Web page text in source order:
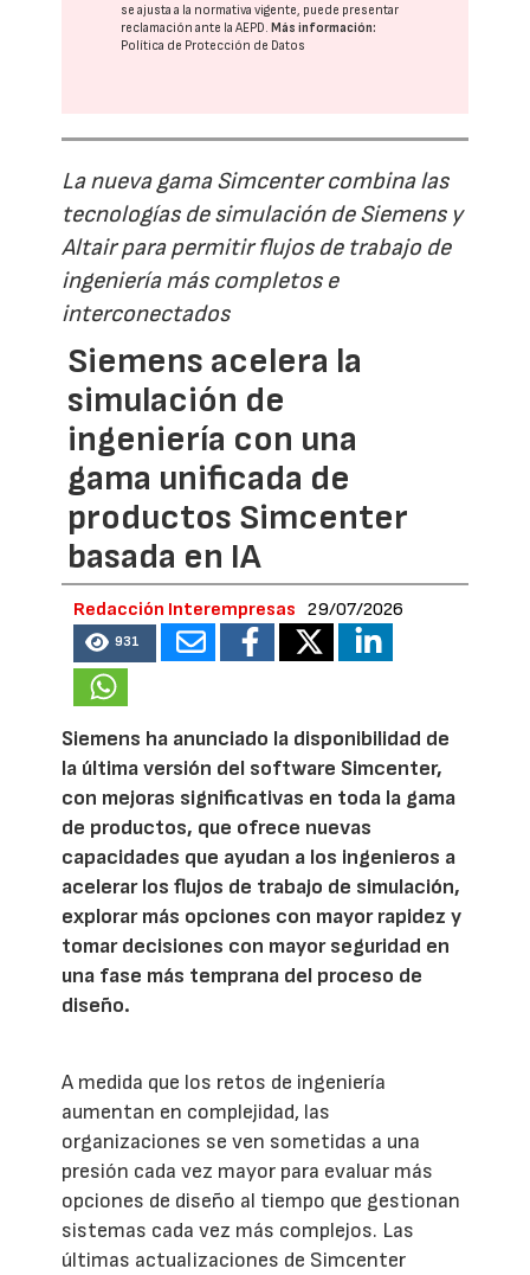
se ajusta a la normativa vigente, puede presentar
reclamación ante laAEPD. Más información:
Política de Protección de Datos
La nueva gama Simcenter combina las
tecnologías de simulación de Siemens y
Altair para permitir flujos de trabajo de
ingeniería más completos e
interconectados
Siemens acelera la
simulación de
ingeniería con una
gama unificada de
productos Simcenter
basada en IA
Redacción Interempresas 29/07/2026
931
Siemens ha anunciado la disponibilidad de
la última versión del software Simcenter,
con mejoras significativas en toda la gama
de productos, que ofrece nuevas
capacidades que ayudan a los ingenieros a
acelerar los flujos de trabajo de simulación,
explorar más opciones con mayor rapidez y
tomar decisiones con mayor seguridad en
una fase más temprana del proceso de
diseño.
A medida que los retos de ingeniería
aumentan en complejidad, las
organizaciones se ven sometidas a una
presión cada vez mayor para evaluar más
opciones de diseño al tiempo que gestionan
sistemas cada vez más complejos. Las
últimas actualizaciones de Simcenter